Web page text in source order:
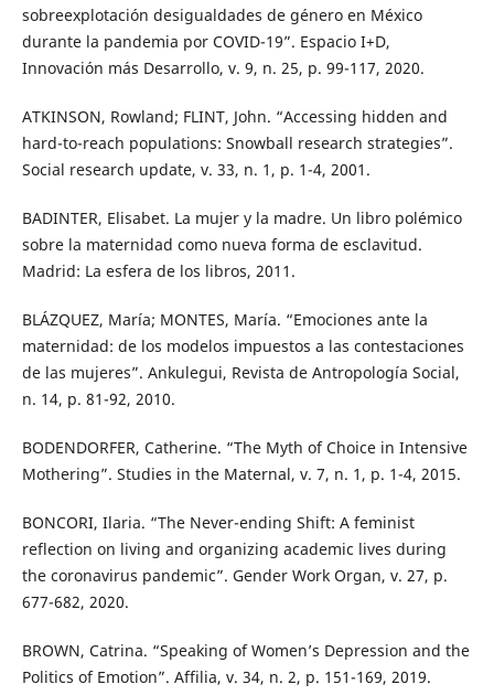
sobreexplotación desigualdades de género en México
durante la pandemia por COVID-19”. Espacio I+D,
Innovación más Desarrollo, v. 9, n. 25, p. 99-117, 2020.
ATKINSON, Rowland; FLINT, John. “Accessing hidden and
hard-to-reach populations: Snowball research strategies”.
Social research update, v. 33, n. 1, p. 1-4, 2001.
BADINTER, Elisabet. La mujer y la madre. Un libro polémico
sobre la maternidad como nueva forma de esclavitud.
Madrid: La esfera de los libros, 2011.
BLÁZQUEZ, María; MONTES, María. “Emociones ante la
maternidad: de los modelos impuestos a las contestaciones
de las mujeres”. Ankulegui, Revista de Antropología Social,
n. 14, p. 81-92, 2010.
BODENDORFER, Catherine. “The Myth of Choice in Intensive
Mothering”. Studies in the Maternal, v. 7, n. 1, p. 1-4, 2015.
BONCORI, Ilaria. “The Never-ending Shift: A feminist
reflection on living and organizing academic lives during
the coronavirus pandemic”. Gender Work Organ, v. 27, p.
677-682, 2020.
BROWN, Catrina. “Speaking of Women’s Depression and the
Politics of Emotion”. Affilia, v. 34, n. 2, p. 151-169, 2019.